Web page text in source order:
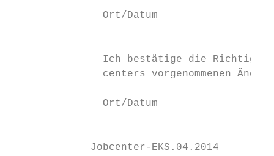
Ort/Datum
Ich bestätige die
centers vorgenommenen
Ort/Datum
Jobcenter-EKS.04.2014